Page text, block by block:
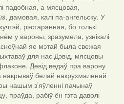
падобная, а мясцовая,
, дамовая, калі па-ангельску. У
рэстаранная, бо толькі
у вароны, зразумела, узнікалі
яе мэтай была свежая
для нас Дэвід, мясцовы
Девід ведаў пра варону
накрываў белай накрухмаленай
нашым з’яўленні пачынаў
праўда, рабіў ён гэта даволі